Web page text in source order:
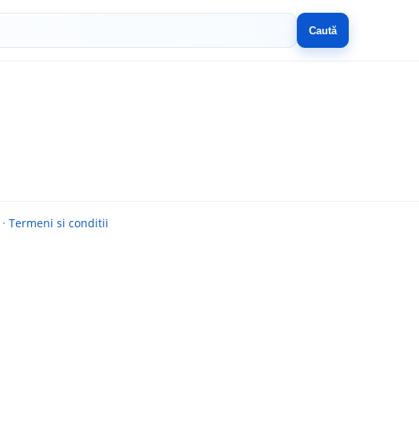
Caută
· Termeni si conditii